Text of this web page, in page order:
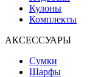
Кулоны
Комплекты
АКСЕССУАРЫ
Сумки
Шарфы